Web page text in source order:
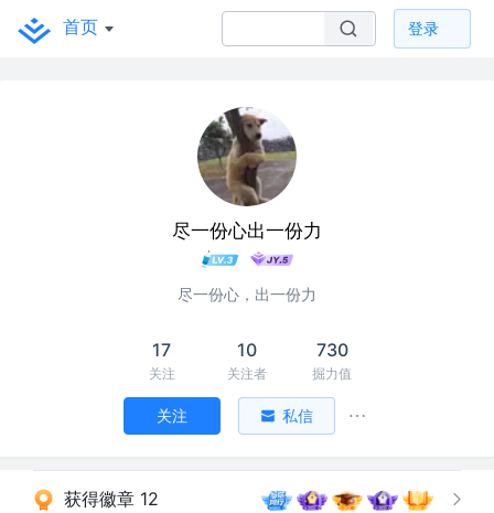
首页 登录
尽一份心出一份力
尽一份心，出一份力
17
关注
10
关注者
730
掘力值
关注 私信
获得徽章 12